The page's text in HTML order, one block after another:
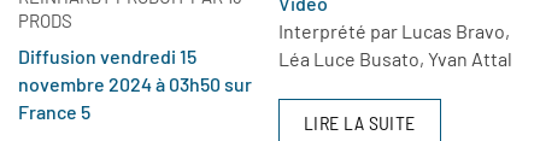
PRODS
Diffusion vendredi 15
novembre 2024 à 03h50 sur
France 5
Interprété par Lucas Bravo,
Léa Luce Busato, Yvan Attal
LIRE LA SUITE